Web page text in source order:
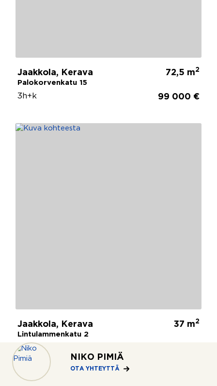
NIKO PIMIÄ
OTA YHTEYTTÄ
Jaakkola, Kerava
Palokorvenkatu 15
72,5 m2
3h+k 99 000 €
Jaakkola, Kerava
Lintulammenkatu 2
37 m2
2h+kt+kph+las.parv.